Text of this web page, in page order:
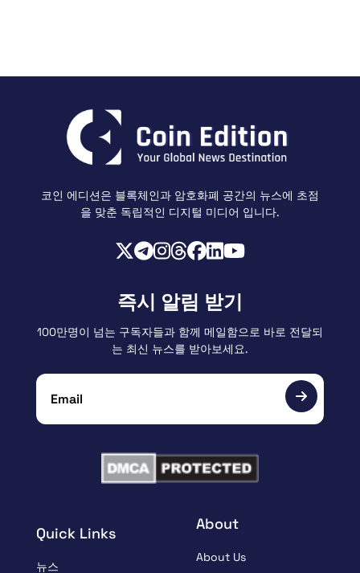
코인 에디션은 블록체인과 암호화폐 공간의 뉴스에 초점
을 맞춘 독립적인 디지털 미디어 입니다.
Quick Links
뉴스
About
About Us
즉시 알림 받기
100만명이 넘는 구독자들과 함께 메일함으로 바로 전달되
는 최신 뉴스를 받아보세요.